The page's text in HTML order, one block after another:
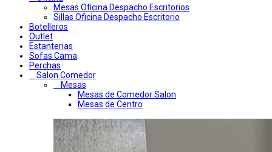
Mesas Oficina Despacho Escritorios
Sillas Oficina Despacho Escritorio
Botelleros
Outlet
Estanterias
Sofas Cama
Perchas
Salon Comedor
Mesas
Mesas de Comedor Salon
Mesas de Centro